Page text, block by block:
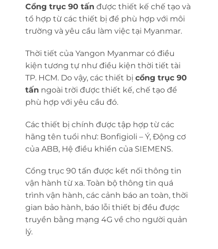
Cổng trục 90 tấn được thiết kế chế tạo và
tổ hợp từ các thiết bị để phù hợp với môi
trường và yêu cầu làm việc tại Myanmar.
Thời tiết của Yangon Myanmar có điều
kiện tương tự như điều kiện thời tiết tài
TP. HCM. Do vậy, các thiết bị cổng trục 90
tấn ngoài trời được thiết kế, chế tạo để
phù hợp với yêu cầu đó.
Các thiết bị chính được tập hợp từ các
hãng tên tuổi như: Bonfigioli – Ý, Động cơ
của ABB, Hệ điều khiển của SIEMENS.
Cổng trục 90 tấn được kết nối thông tin
vận hành từ xa. Toàn bộ thông tin quá
trình vận hành, các cảnh báo an toàn, thời
gian bảo hành, báo lỗi thiết bị đều được
truyền bằng mạng 4G về cho người quản
lý.